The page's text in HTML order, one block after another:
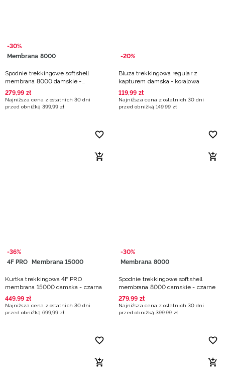
-30%
Membrana 8000
Spodnie trekkingowe softshell
membrana 8000 damskie -
granatowe
279,99 zł
Najniższa cena z ostatnich 30 dni
przed obniżką 399,99 zł
-20%
Bluza trekkingowa regular z
kapturem damska - koralowa
119,99 zł
Najniższa cena z ostatnich 30 dni
przed obniżką 149,99 zł
-36%
4F PRO
Membrana 15000
Kurtka trekkingowa 4F PRO
membrana 15000 damska - czarna
449,99 zł
Najniższa cena z ostatnich 30 dni
przed obniżką 699,99 zł
-30%
Membrana 8000
Spodnie trekkingowe softshell
membrana 8000 damskie - czarne
279,99 zł
Najniższa cena z ostatnich 30 dni
przed obniżką 399,99 zł